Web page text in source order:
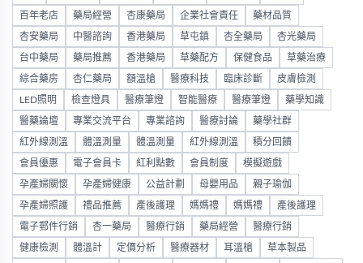
百年老店 藥局經營 杏康藥局 企業社會責任 藥材品質
杏安藥局 中醫諮詢 香港藥局 草屯鎮 杏全藥局 杏光藥局
台中藥局 藥局推薦 香港藥局 草藥配方 保健食品 草藥治療
綜合藥房 杏仁藥局 額溫槍 醫療科技 臨床診斷 皮膚檢測
LED照明 檢查燈具 醫療筆燈 智能醫療 醫療筆燈 藥學知識
醫藥論壇 專業交流平台 專業諮詢 醫療討論 藥學社群
紅外線測溫 體溫測量 體溫測量 紅外線測溫 積分回饋
會員優惠 電子會員卡 紅利點數 會員制度 模擬遊戲
孕產婦關懷 孕產婦健康 公益計劃 母嬰用品 親子瑜伽
孕產婦照護 禮品推薦 產後護理 媽媽禮 媽媽禮 產後護理
電子郵件行銷 杏一藥局 醫療行銷 藥局經營 醫療行銷
健康檢測 體溫計 定價分析 醫療器材 耳溫槍 草本製品